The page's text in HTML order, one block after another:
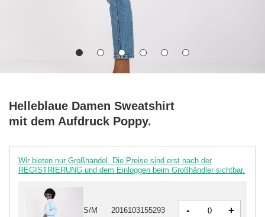
Helleblaue Damen Sweatshirt
mit dem Aufdruck Poppy.
Wir bieten nur Großhandel. Die Preise sind erst nach der
REGISTRIERUNG und dem Einloggen beim Großhändler sichtbar.
S/M 2016103155293 - +